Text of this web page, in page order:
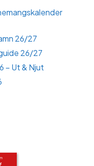
26/27
26/27
– Ut & Njut